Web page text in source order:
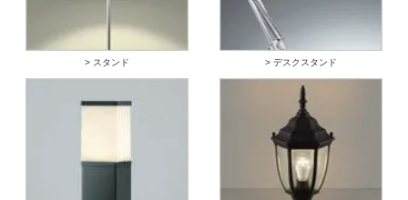
> スタンド > デスクスタンド